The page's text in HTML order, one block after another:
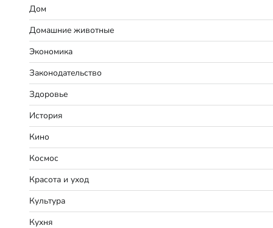
Дом
Домашние животные
Экономика
Законодательство
Здоровье
История
Кино
Космос
Красота и уход
Культура
Кухня